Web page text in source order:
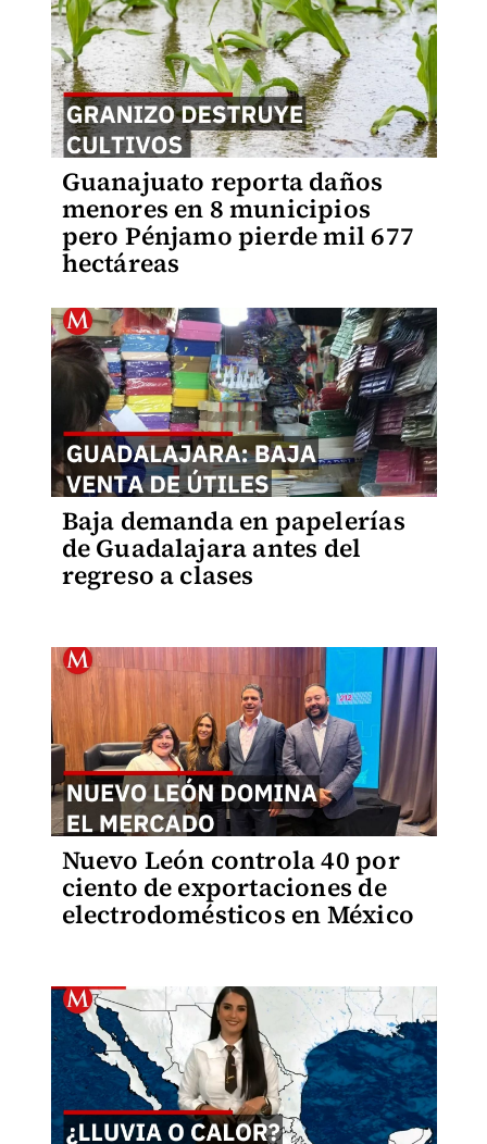
Guanajuato reporta daños
menores en 8 municipios
pero Pénjamo pierde mil 677
hectáreas
Baja demanda en papelerías
de Guadalajara antes del
regreso a clases
Nuevo León controla 40 por
ciento de exportaciones de
electrodomésticos en México